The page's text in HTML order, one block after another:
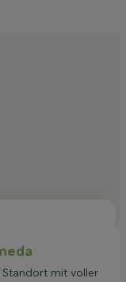
mit voller